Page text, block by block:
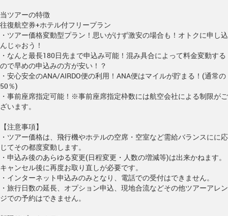
当ツアーの特徴
往復航空券+ホテル付フリープラン
・ツアー価格変動型プラン！思いがけず激安の場合も！オトクに申し込
んじゃおう！
・なんと最長180日先まで申込み可能！混み具合によって料金変動する
ので早めの申込みの方が安い！？
・安心安全のANA/AIRDO便の利用！ANA便はマイルが貯まる！(通常の
50％)
・事前座席指定可能！※事前座席指定枠数には航空会社による制限がご
ざいます。
【注意事項】
・ツアー価格は、飛行機やホテルの空席・空室など需給バランスにに応
じてその都度変動します。
・申込み後のあらゆる変更(日程変更・人数の増減等)は出来かねます。
キャンセル後に再度お取り直しが必要です。
・インターネット申込みのみとなり、電話での受付はできません。
・旅行日数の延長、オプション申込、現地合流などその他ツアーアレン
ジでの予約はできません。